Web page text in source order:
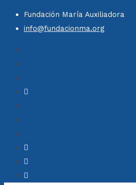
Fundación María Auxiliadora
info@fundacionma.org